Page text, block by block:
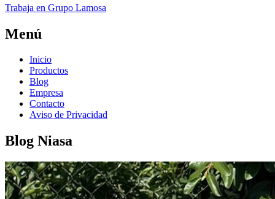
Trabaja en Grupo Lamosa
Menú
Inicio
Productos
Blog
Empresa
Contacto
Aviso de Privacidad
Blog Niasa